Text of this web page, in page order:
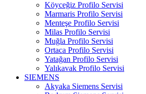
Köyceğiz Profilo Servisi
Marmaris Profilo Servisi
Menteşe Profilo Servisi
Milas Profilo Servisi
Muğla Profilo Servisi
Ortaca Profilo Servisi
Yatağan Profilo Servisi
Yalıkavak Profilo Servisi
SIEMENS
Akyaka Siemens Servisi